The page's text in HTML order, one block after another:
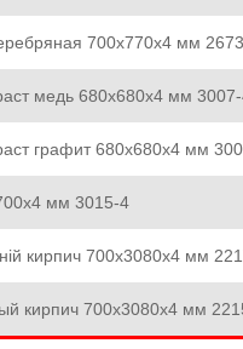
700x770x4 мм
медь 680x680x4 мм
графит 680x680x4 мм
мм 3015-4
кирпич 700x3080x4 мм
кирпич 700x3080x4 мм